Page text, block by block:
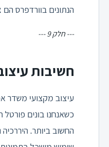
הנתונים בוורדפרס
--- חלק 9 ---
חשיבות
עיצוב מקצועי משדר
כשאנחנו בונים
החשוב ביותר.